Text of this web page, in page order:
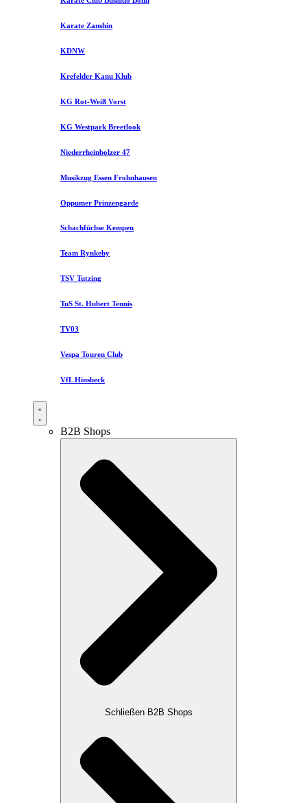
Karate Zanshin
KDNW
Krefelder Kanu Klub
KG Rot-Weiß Vorst
KG Westpark Breetlook
Niederrheinbolzer 47
Musikzug Essen Frohnhausen
Oppumer Prinzengarde
Schachfüchse Kempen
Team Rynkeby
TSV Tutzing
TuS St. Hubert Tennis
TV03
Vespa Touren Club
VfL Hinsbeck
B2B Shops
Schließen B2B Shops